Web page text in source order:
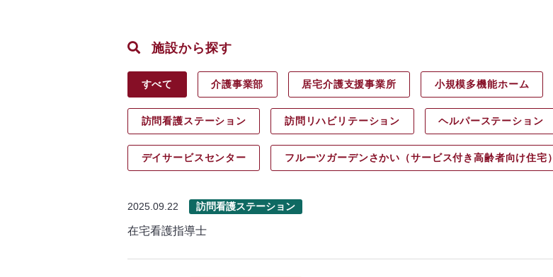
施設から探す
すべて 介護事業部 居宅介護支援事業所 小規模多機能ホーム
訪問看護ステーション 訪問リハビリ テーション ヘルパーステーション
デイサービスセンター フルーツガーデンさかい（サービス付き高齢者向け住宅）
2025.09.22 訪問看護ステーション
在宅看護指導士